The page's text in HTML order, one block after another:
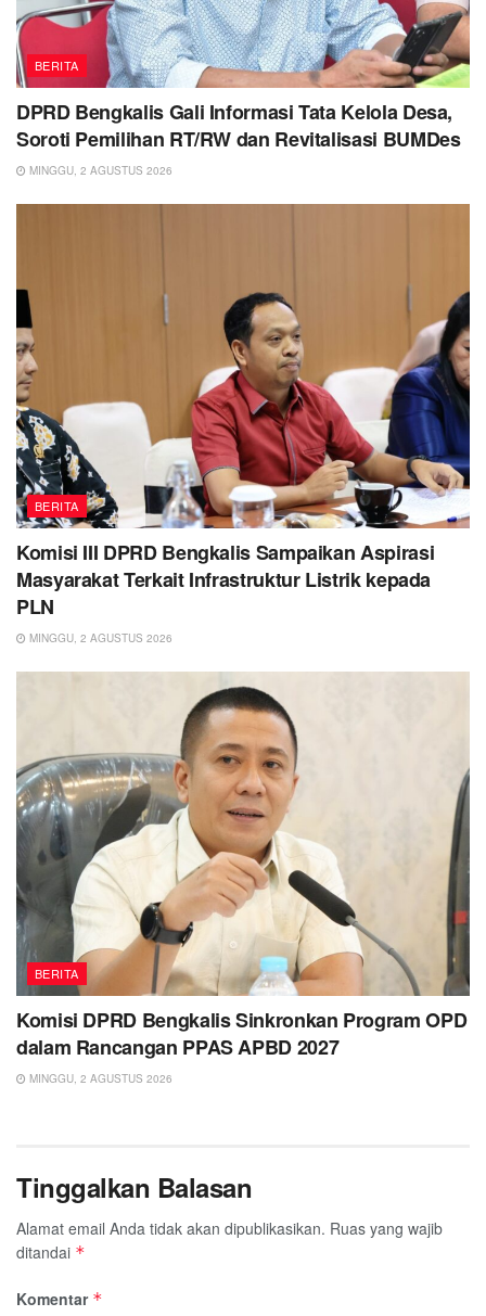
BERITA
DPRD Bengkalis Gali Informasi Tata Kelola Desa,
Soroti Pemilihan RT/RW dan Revitalisasi BUMDes
MINGGU, 2 AGUSTUS 2026
BERITA
Komisi III DPRD Bengkalis Sampaikan Aspirasi
Masyarakat Terkait Infrastruktur Listrik kepada
PLN
MINGGU, 2 AGUSTUS 2026
BERITA
Komisi DPRD Bengkalis Sinkronkan Program OPD
dalam Rancangan PPAS APBD 2027
MINGGU, 2 AGUSTUS 2026
Tinggalkan Balasan
Alamat email Anda tidak akan dipublikasikan. Ruas yang wajib
ditandai *
Komentar *